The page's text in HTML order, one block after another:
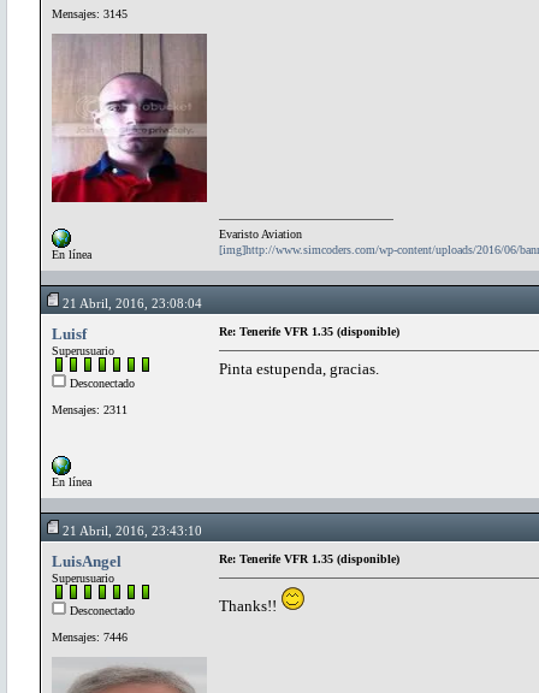
Mensajes: 3145
En línea
Evaristo Aviation
[img]http://www.simcoders.com/wp-content/uploads/2016/06/
21 Abril, 2016, 23:08:04
Luisf
Superusuario
Desconectado
Mensajes: 2311
En línea
Re: Tenerife VFR 1.35 (disponible)
Pinta estupenda, gracias.
21 Abril, 2016, 23:43:10
LuisAngel
Superusuario
Desconectado
Mensajes: 7446
Re: Tenerife VFR 1.35 (disponible)
Thanks!!